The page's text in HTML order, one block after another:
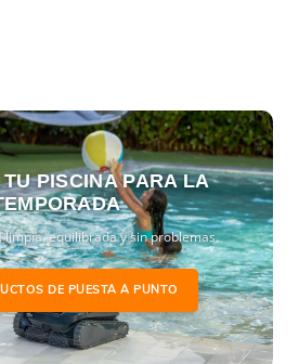
PISCINA PARA LA
limpia, equilibrada y sin problemas.
DE PUESTA A PUNTO